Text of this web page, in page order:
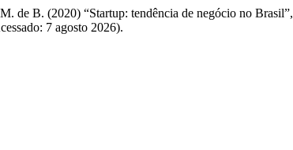
de B. (2020) “Startup: tendência de negócio no Brasil”,
7 agosto 2026).